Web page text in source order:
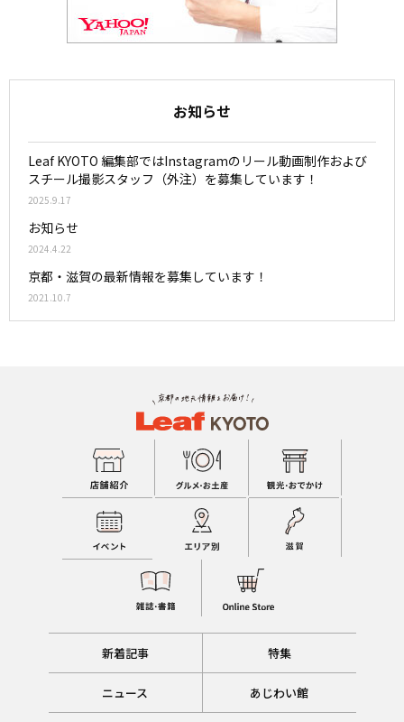
お知らせ
Leaf KYOTO 編集部ではInstagramのリール動画制作および
スチール撮影スタッフ（外注）を募集しています！
2025.9.17
お知らせ
2024.4.22
京都・滋賀の最新情報を募集しています！
2021.10.7
新着記事 特集
ニュース あじわい館